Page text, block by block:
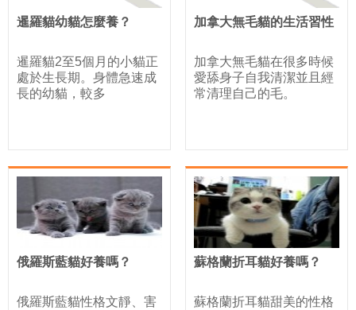
暹羅貓幼貓怎麼養？
暹羅貓2至5個月的小貓正
處於生長期。身體急速成
長的幼貓，較多
加拿大無毛貓的生活習性
加拿大無毛貓在很多時候
愛舔身子自我清潔並且經
常清理自己的毛。
俄羅斯藍貓好養嗎？
俄羅斯藍貓性格文靜、害
蘇格蘭折耳貓好養嗎？
蘇格蘭折耳貓甜美的性格